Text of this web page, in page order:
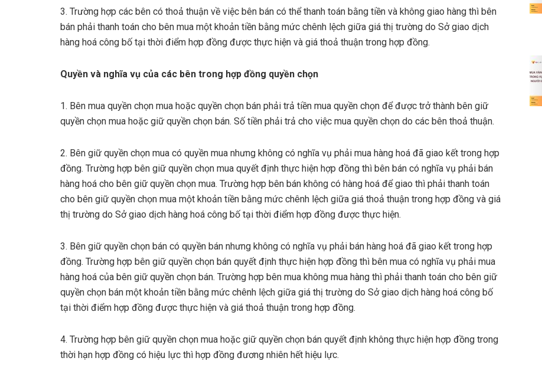
3. Trường hợp các bên có thoả thuận về việc bên bán có thể thanh toán bằng tiền và không giao hàng thì bên
bán phải thanh toán cho bên mua một khoản tiền bằng mức chênh lệch giữa giá thị trường do Sở giao dịch
hàng hoá công bố tại thời điểm hợp đồng được thực hiện và giá thoả thuận trong hợp đồng.
Quyền và nghĩa vụ của các bên trong hợp đồng quyền chọn
1. Bên mua quyền chọn mua hoặc quyền chọn bán phải trả tiền mua quyền chọn để được trở thành bên giữ
quyền chọn mua hoặc giữ quyền chọn bán. Số tiền phải trả cho việc mua quyền chọn do các bên thoả thuận.
2. Bên giữ quyền chọn mua có quyền mua nhưng không có nghĩa vụ phải mua hàng hoá đã giao kết trong hợp
đồng. Trường hợp bên giữ quyền chọn mua quyết định thực hiện hợp đồng thì bên bán có nghĩa vụ phải bán
hàng hoá cho bên giữ quyền chọn mua. Trường hợp bên bán không có hàng hoá để giao thì phải thanh toán
cho bên giữ quyền chọn mua một khoản tiền bằng mức chênh lệch giữa giá thoả thuận trong hợp đồng và giá
thị trường do Sở giao dịch hàng hoá công bố tại thời điểm hợp đồng được thực hiện.
3. Bên giữ quyền chọn bán có quyền bán nhưng không có nghĩa vụ phải bán hàng hoá đã giao kết trong hợp
đồng. Trường hợp bên giữ quyền chọn bán quyết định thực hiện hợp đồng thì bên mua có nghĩa vụ phải mua
hàng hoá của bên giữ quyền chọn bán. Trường hợp bên mua không mua hàng thì phải thanh toán cho bên giữ
quyền chọn bán một khoản tiền bằng mức chênh lệch giữa giá thị trường do Sở giao dịch hàng hoá công bố
tại thời điểm hợp đồng được thực hiện và giá thoả thuận trong hợp đồng.
4. Trường hợp bên giữ quyền chọn mua hoặc giữ quyền chọn bán quyết định không thực hiện hợp đồng trong
thời hạn hợp đồng có hiệu lực thì hợp đồng đương nhiên hết hiệu lực.